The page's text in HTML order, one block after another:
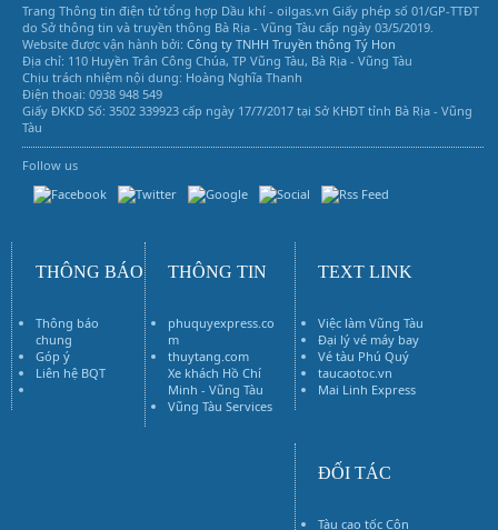
Trang Thông tin điện tử tổng hợp Dầu khí - oilgas.vn Giấy phép số 01/GP-TTĐT
do Sở thông tin và truyền thông Bà Rịa - Vũng Tàu cấp ngày 03/5/2019.
Website được vận hành bởi: Công ty TNHH Truyền thông Tý Hon
Địa chỉ: 110 Huyền Trân Công Chúa, TP Vũng Tàu, Bà Rịa - Vũng Tàu
Chịu trách nhiệm nội dung: Hoàng Nghĩa Thanh
Điện thoại: 0938 948 549
Giấy ĐKKD Số: 3502 339923 cấp ngày 17/7/2017 tại Sở KHĐT tỉnh Bà Rịa - Vũng
Tàu
Follow us
THÔNG BÁO
Thông báo
chung
Góp ý
Liên hệ BQT
THÔNG TIN
phuquyexpress.co
m
thuytang.com
Xe khách Hồ Chí
Minh - Vũng Tàu
Vũng Tàu Services
TEXT LINK
Việc làm Vũng Tàu
Đại lý vé máy bay
Vé tàu Phú Quý
taucaotoc.vn
Mai Linh Express
ĐỐI TÁC
Tàu cao tốc Côn